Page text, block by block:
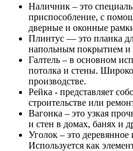
Наличник – это
приспособление, с
дверные и оконные
Плинтус — это планка
напольным покрытием и
Галтель – в основном
потолка и стены.
производстве.
Рейка - представляет
строительстве или
Вагонка – это узкая
и стен в домах, банях и
Уголок – это
Используется как